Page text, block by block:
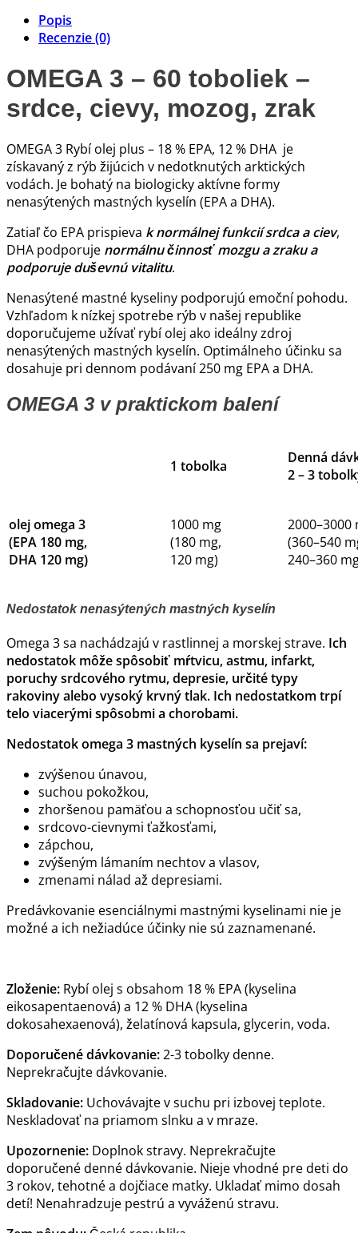
Popis
Recenzie (0)
OMEGA 3 – 60 toboliek –
srdce, cievy, mozog, zrak
OMEGA 3 Rybí olej plus – 18 % EPA, 12 % DHA je
získavaný z rýb žijúcich v nedotknutých arktických
vodách. Je bohatý na biologicky aktívne formy
nenasýtených mastných kyselín (EPA a DHA).
Zatiaľ čo EPA prispieva k normálnej funkcií srdca a ciev,
DHA podporuje normálnu činnosť mozgu a zraku a
podporuje duševnú vitalitu.
Nenasýtené mastné kyseliny podporujú emoční pohodu.
Vzhľadom k nízkej spotrebe rýb v našej republike
doporučujeme užívať rybí olej ako ideálny zdroj
nenasýtených mastných kyselín. Optimálneho účinku sa
dosahuje pri dennom podávaní 250 mg EPA a DHA.
OMEGA 3 v praktickom balení
1 tobolka
Denná
2 – 3
olej omega 3
(EPA 180 mg,
DHA 120 mg)
1000 mg
(180 mg,
120 mg)
2000–3000
(360–540
240–360
Nedostatok nenasýtených mastných kyselín
Omega 3 sa nachádzajú v rastlinnej a morskej strave. Ich
nedostatok môže spôsobiť mŕtvicu, astmu, infarkt,
poruchy srdcového rytmu, depresie, určité typy
rakoviny alebo vysoký krvný tlak. Ich nedostatkom trpí
telo viacerými spôsobmi a chorobami.
Nedostatok omega 3 mastných kyselín sa prejaví:
zvýšenou únavou,
suchou pokožkou,
zhoršenou pamäťou a schopnosťou učiť sa,
srdcovo-cievnymi ťažkosťami,
zápchou,
zvýšeným lámaním nechtov a vlasov,
zmenami nálad až depresiami.
Predávkovanie esenciálnymi mastnými kyselinami nie je
možné a ich nežiadúce účinky nie sú zaznamenané.
Zloženie: Rybí olej s obsahom 18 % EPA (kyselina
eikosapentaenová) a 12 % DHA (kyselina
dokosahexaenová), želatínová kapsula, glycerin, voda.
Doporučené dávkovanie:2-3 tobolky denne.
Neprekračujte dávkovanie.
Skladovanie: Uchovávajte v suchu pri izbovej teplote.
Neskladovať na priamom slnku a v mraze.
Upozornenie: Doplnok stravy. Neprekračujte
doporučené denné dávkovanie. Nieje vhodné pre deti do
3 rokov, tehotné a dojčiace matky. Ukladať mimo dosah
detí! Nenahradzuje pestrú a vyváženú stravu.